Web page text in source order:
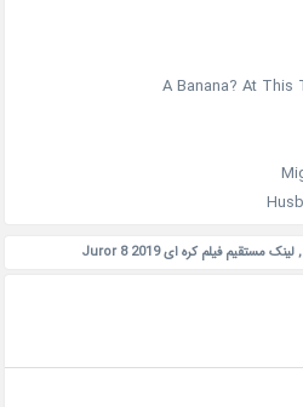
,لینک مستقیم فیلم کره ای Juror 8 2019